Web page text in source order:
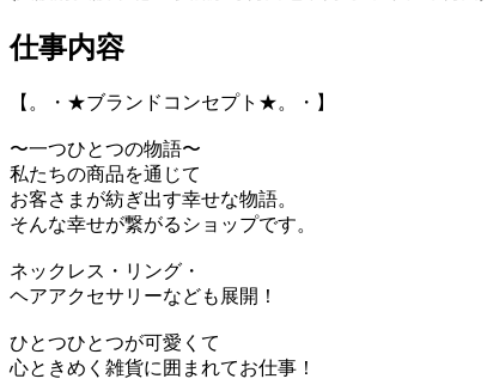
仕事内容
【。・★ブランドコンセプト★。・】
〜一つひとつの物語〜
私たちの商品を通じて
お客さまが紡ぎ出す幸せな物語。
そんな幸せが繋がるショップです。
ネックレス・リング・
ヘアアクセサリーなども展開！
ひとつひとつが可愛くて
心ときめく雑貨に囲まれてお仕事！